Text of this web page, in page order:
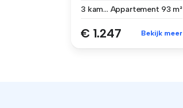
3 kamers Appartement 93 m²
€ 1.247 Bekijk meer